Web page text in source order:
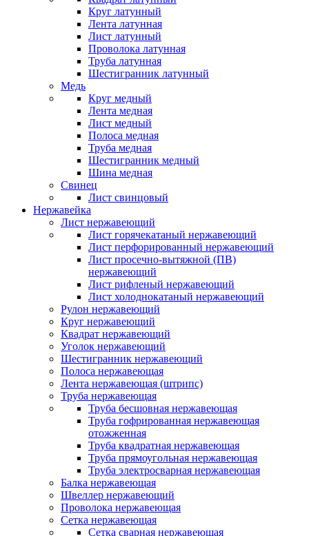
Круг латунный
Лента латунная
Лист латунный
Проволока латунная
Труба латунная
Шестигранник латунный
Медь
Круг медный
Лента медная
Лист медный
Полоса медная
Труба медная
Шестигранник медный
Шина медная
Свинец
Лист свинцовый
Нержавейка
Лист нержавеющий
Лист горячекатаный нержавеющий
Лист перфорированный нержавеющий
Лист просечно-вытяжной (ПВ)
нержавеющий
Лист рифленый нержавеющий
Лист холоднокатаный нержавеющий
Рулон нержавеющий
Круг нержавеющий
Квадрат нержавеющий
Уголок нержавеющий
Шестигранник нержавеющий
Полоса нержавеющая
Лента нержавеющая (штрипс)
Труба нержавеющая
Труба бесшовная нержавеющая
Труба гофрированная нержавеющая
отожженная
Труба квадратная нержавеющая
Труба прямоугольная нержавеющая
Труба электросварная нержавеющая
Балка нержавеющая
Швеллер нержавеющий
Проволока нержавеющая
Сетка нержавеющая
Сетка сварная нержавеющая